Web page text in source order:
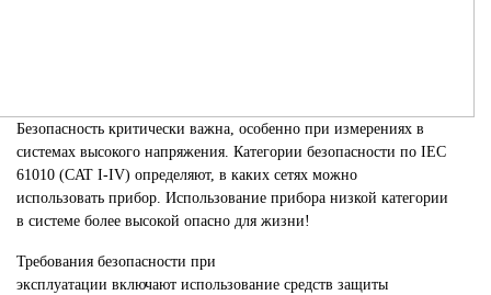
Безопасность критически важна, особенно при измерениях в
системах высокого напряжения. Категории безопасности по IEC
61010 (CAT I-IV) определяют, в каких сетях можно
использовать прибор. Использование прибора низкой категории
в системе более высокой опасно для жизни!
Требования безопасности при
эксплуатации включают использование средств защиты